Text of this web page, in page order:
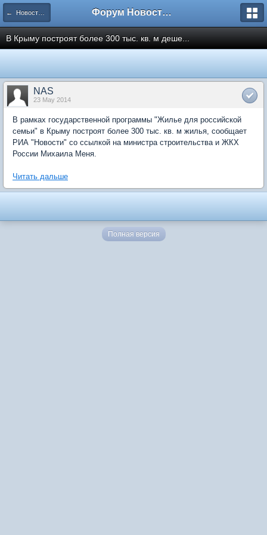
← Новости рынка недвижимости Форум Новостройки
В Крыму построят более 300 тыс. кв. м деше...
NAS
23 May 2014
В рамках государственной программы "Жилье для российской
семьи" в Крыму построят более 300 тыс. кв. м жилья, сообщает
РИА "Новости" со ссылкой на министра строительства и ЖКХ
России Михаила Меня.
Читать дальше
Полная версия